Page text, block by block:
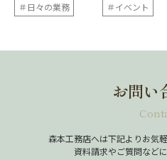
＃日々の業務
＃イベント
お問い
森本工務店へは下記よりお気
資料請求やご質問など